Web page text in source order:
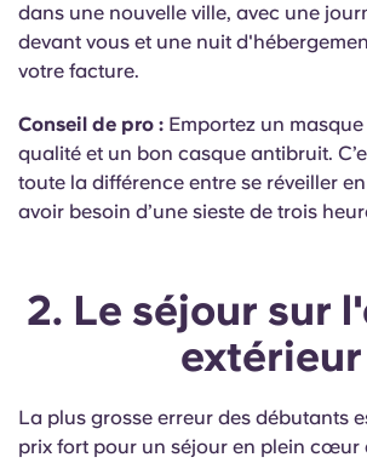
dans une nouvelle ville, avec une
devant vous et une nuit
votre facture.
Conseil de pro : Emportez un
qualité et un bon casque antibruit.
toute la différence entre se réveiller
avoir besoin d’une sieste de trois
2. Le séjour sur
extérieur
La plus grosse erreur des débutants
prix fort pour un séjour en plein cœur